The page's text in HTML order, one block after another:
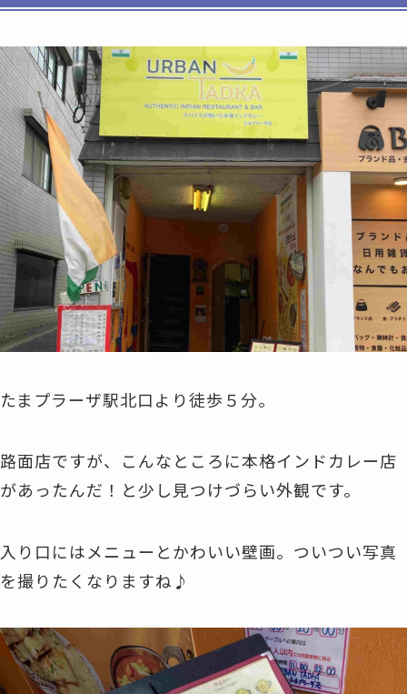
たまプラーザ駅北口より徒歩５分。
路面店ですが、こんなところに本格インドカレー店
があったんだ！と少し見つけづらい外観です。
入り口にはメニューとかわいい壁画。ついつい写真
を撮りたくなりますね♪